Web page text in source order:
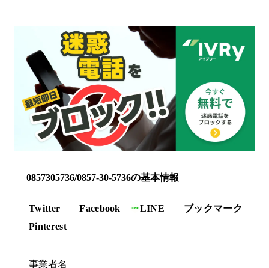
0857305736/0857-30-5736の基本情報
Twitter Facebook LINE
ブックマーク
Pinterest
事業者名